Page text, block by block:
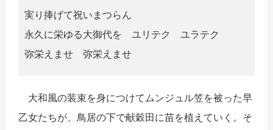
実り捧げて祝いまつらん
永久に栄ゆる大御代を ユリテク ユラテク
弥栄えませ 弥栄えませ
大和風の装束を身につけてムンジュル笠を被った早
乙女たちが、鳥居の下で献穀田に苗を植えていく。そ